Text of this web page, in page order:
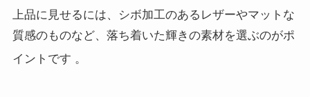
上品に見せるには、シボ加工のあるレザーやマットな
質感のものなど、落ち着いた輝きの素材を選ぶのがポ
イントです 。